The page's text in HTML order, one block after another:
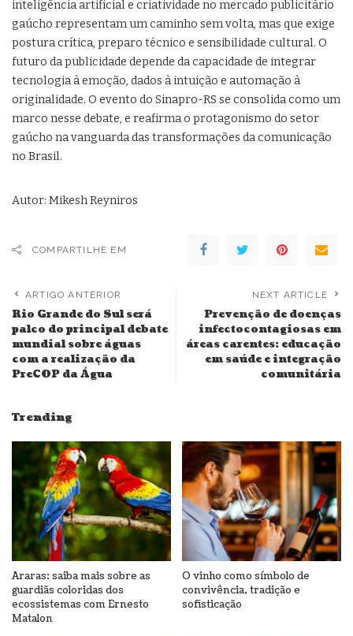
inteligência artificial e criatividade no mercado publicitário
gaúcho representam um caminho sem volta, mas que exige
postura crítica, preparo técnico e sensibilidade cultural. O
futuro da publicidade depende da capacidade de integrar
tecnologia à emoção, dados à intuição e automação à
originalidade. O evento do Sinapro-RS se consolida como um
marco nesse debate, e reafirma o protagonismo do setor
gaúcho na vanguarda das transformações da comunicação
no Brasil.
Autor: Mikesh Reyniros
COMPARTILHE EM
ARTIGO ANTERIOR
Rio Grande do Sul será
palco do principal debate
mundial sobre águas
com a realização da
PreCOP da Água
NEXT ARTICLE
Prevenção de doenças
infectocontagiosas em
áreas carentes: educação
em saúde e integração
comunitária
Trending
Araras: saiba mais sobre as
guardiãs coloridas dos
ecossistemas com Ernesto
Matalon
O vinho como símbolo de
convivência, tradição e
sofisticação